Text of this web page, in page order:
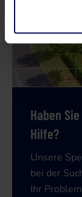
Haben
Hilfe?
Unsere
bei der
Ihr